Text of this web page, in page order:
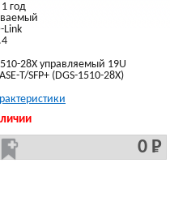
1 год
Link
28X управляемый 19U
T/SFP+ (DGS-1510-28X)
0 Р